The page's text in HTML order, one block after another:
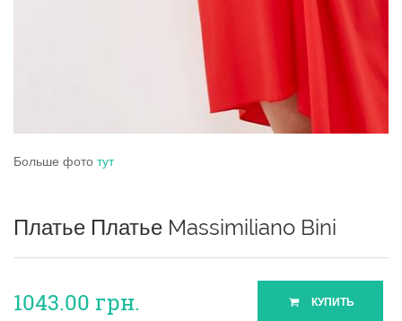
Больше фото тут
Платье Платье Massimiliano Bini
1043.00 грн. КУПИТЬ